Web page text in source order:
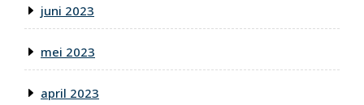
juni 2023
mei 2023
april 2023